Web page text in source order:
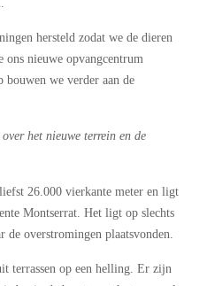
hersteld zodat we de dieren
ons nieuwe opvangcentrum
bouwen we verder aan de
het nieuwe terrein en de
26.000 vierkante meter en ligt
Montserrat. Het ligt op slechts
overstromingen plaatsvonden.
terrassen op een helling. Er zijn